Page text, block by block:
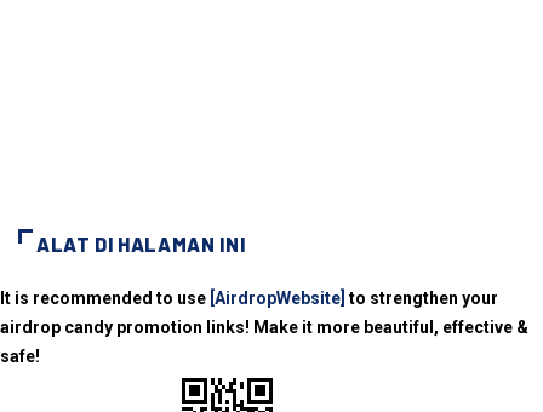
ALAT DI HALAMAN INI
It is recommended to use [AirdropWebsite] to strengthen your
airdrop candy promotion links! Make it more beautiful, effective &
safe!